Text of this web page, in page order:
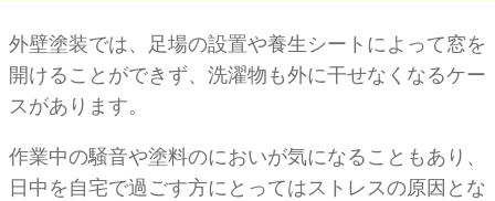
外壁塗装では、足場の設置や養生シートによって窓を
開けることができず、洗濯物も外に干せなくなるケー
スがあります。
作業中の騒音や塗料のにおいが気になることもあり、
日中を自宅で過ごす方にとってはストレスの原因とな